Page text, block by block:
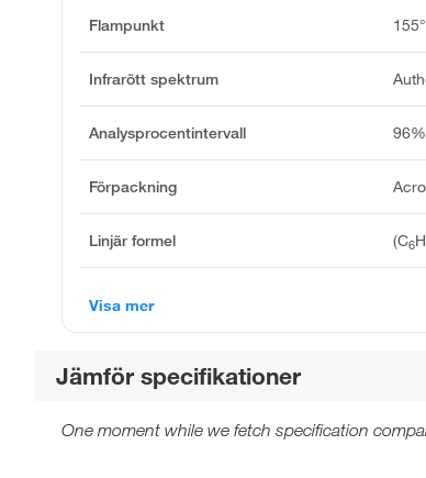
Flampunkt
Infrarött spektrum
Analysprocentintervall
Förpackning
Linjär formel (C6H
Visa mer
Jämför specifikationer
One moment while we fetch specification